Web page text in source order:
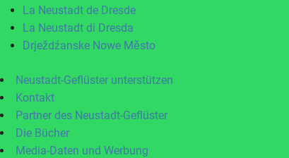
La Neustadt de Dresde
La Neustadt di Dresda
Drježdźanske Nowe Město
Neustadt-Geflüster unterstützen
Kontakt
Partner des Neustadt-Geflüster
Die Bücher
Media-Daten und Werbung